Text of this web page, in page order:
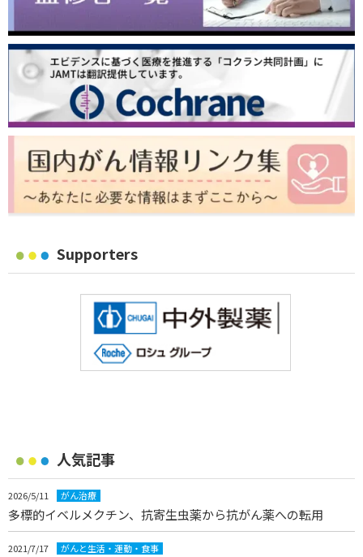
Supporters
人気記事
2026/5/11 がん治療
多標的イベルメクチン、抗寄生虫薬から抗がん薬への転用
2021/7/17 がんと生活・運動・食事